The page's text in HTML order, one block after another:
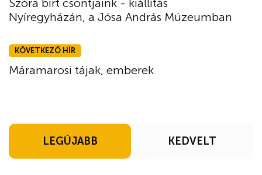
Nyíregyházán, a Jósa András Múzeumban
KÖVETKEZŐ HÍR
Máramarosi tájak, emberek
LEGÚJABB KEDVELT